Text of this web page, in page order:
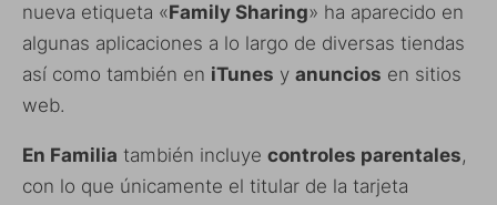
nueva etiqueta «Family Sharing» ha aparecido en
algunas aplicaciones a lo largo de diversas tiendas
así como también en iTunes y anuncios en sitios
web.
En Familia también incluye controles parentales,
con lo que únicamente el titular de la tarjeta